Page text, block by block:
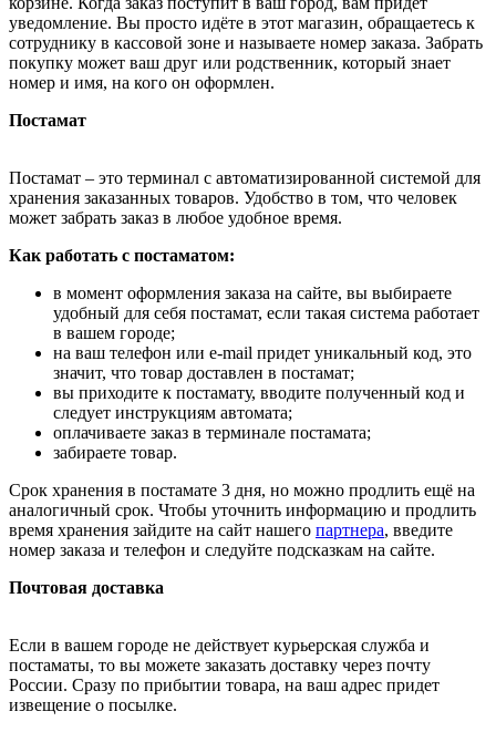
уведомление. Вы просто идёте в этот магазин, обращаетесь к
сотруднику в кассовой зоне и называете номер заказа. Забрать
покупку может ваш друг или родственник, который знает
номер и имя, на кого он оформлен.
Постамат
Постамат – это терминал с автоматизированной системой для
хранения заказанных товаров. Удобство в том, что человек
может забрать заказ в любое удобное время.
Как работать с постаматом:
в момент оформления заказа на сайте, вы выбираете
удобный для себя постамат, если такая система работает
в вашем городе;
на ваш телефон или e-mail придет уникальный код, это
значит, что товар доставлен в постамат;
вы приходите к постамату, вводите полученный код и
следует инструкциям автомата;
оплачиваете заказ в терминале постамата;
забираете товар.
Срок хранения в постамате 3 дня, но можно продлить ещё на
аналогичный срок. Чтобы уточнить информацию и продлить
время хранения зайдите на сайт нашего партнера, введите
номер заказа и телефон и следуйте подсказкам на сайте.
Почтовая доставка
Если в вашем городе не действует курьерская служба и
постаматы, то вы можете заказать доставку через почту
России. Сразу по прибытии товара, на ваш адрес придет
извещение о посылке.